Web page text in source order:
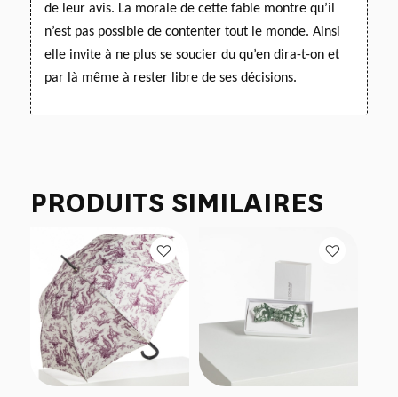
de leur avis. La morale de cette fable montre qu’il
n’est pas possible de contenter tout le monde. Ainsi
elle invite à ne plus se soucier du qu’en dira-t-onet
par là même à rester libre de ses décisions.
PRODUITS SIMILAIRES